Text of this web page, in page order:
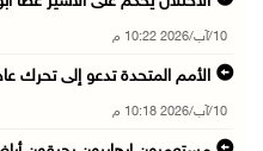
10/آب/2026 10:22 م
الأمم المتحدة تدعو إلى تحرك
10/آب/2026 10:18 م